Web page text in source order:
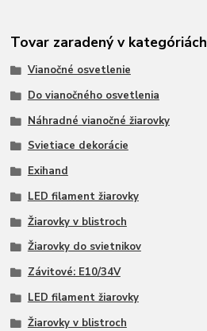
Tovar zaradený v kategóriách
Vianočné osvetlenie
Do vianočného osvetlenia
Náhradné vianočné žiarovky
Svietiace dekorácie
Exihand
LED filament žiarovky
Žiarovky v blistroch
Žiarovky do svietnikov
Závitové: E10/34V
LED filament žiarovky
Žiarovky v blistroch